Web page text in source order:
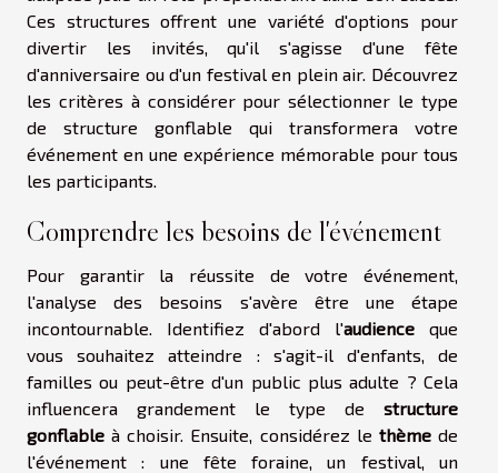
Ces structures offrent une variété d'options pour
divertir les invités, qu'il s'agisse d'une fête
d'anniversaire ou d'un festival en plein air. Découvrez
les critères à considérer pour sélectionner le type
de structure gonflable qui transformera votre
événement en une expérience mémorable pour tous
les participants.
Comprendre les besoins de l'événement
Pour garantir la réussite de votre événement,
l'analyse des besoins s'avère être une étape
incontournable. Identifiez d'abord l'audience que
vous souhaitez atteindre : s'agit-il d'enfants, de
familles ou peut-être d'un public plus adulte ? Cela
influencera grandement le type de structure
gonflable à choisir. Ensuite, considérez le thèmede
l'événement : une fête foraine, un festival, un